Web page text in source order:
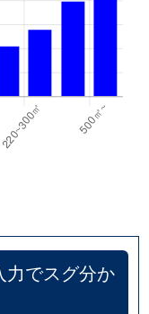
力でスグ分か